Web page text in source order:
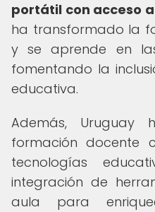
portátil con acceso
ha transformado la
y se aprende en
fomentando la
educativa.
Además,
formación docente
tecnologías
integración de
aula para